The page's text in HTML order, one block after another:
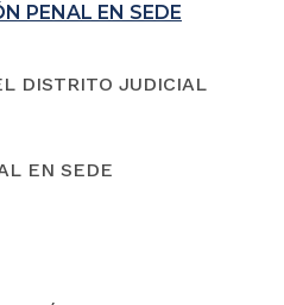
PENAL EN SEDE
DISTRITO JUDICIAL
EN SEDE